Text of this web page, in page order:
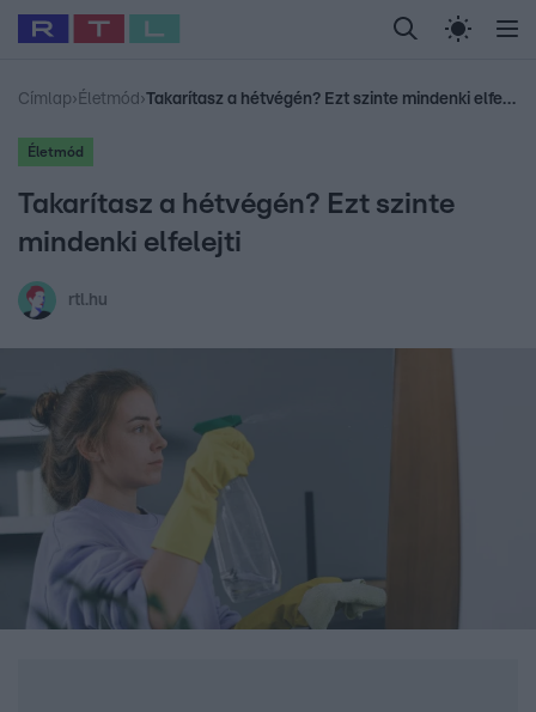
Legfrissebb RTL Híradó Randi Celeb vagyok,
Babits Marcella Most Wanted Gallusz
Címlap› Életmód › Takarítasz a hétvégén? Ezt szinte mindenki elfelejti
Életmód
Takarítasz a hétvégén? Ezt szinte
mindenki elfelejti
rtl.hu